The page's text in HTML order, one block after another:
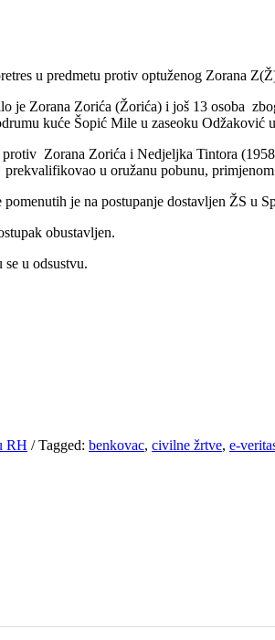
u predmetu protiv optuženog Zorana
je Zorana Zorića (Žorića) i još 13 osoba
kuće Šopić Mile u zaseoku Odžaković
Zorana Zorića i Nedjeljka Tintora
u oružanu pobunu,
je na postupanje dostavljen ŽS u
obustavljen.
u odsustvu.
RH /Tagged: benkovac, civilne žrtve, e-